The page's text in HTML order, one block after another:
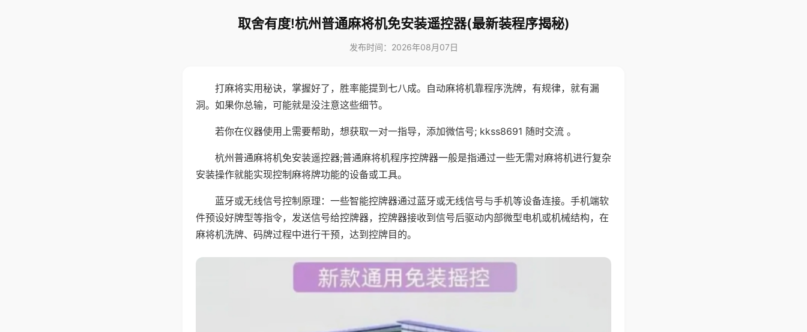
取舍有度!杭州普通麻将机免安装遥控器(最新装程序揭秘)
发布时间：2026年08月07日
打麻将实用秘诀，掌握好了，胜率能提到七八成。自动麻将机靠程序洗牌，有规律，就有漏
洞。如果你总输，可能就是没注意这些细节。
若你在仪器使用上需要帮助，想获取一对一指导，添加微信号; kkss8691 随时交流 。
杭州普通麻将机免安装遥控器;普通麻将机程序控牌器一般是指通过一些无需对麻将机进行复杂
安装操作就能实现控制麻将牌功能的设备或工具。
蓝牙或无线信号控制原理：一些智能控牌器通过蓝牙或无线信号与手机等设备连接。手机端软
件预设好牌型等指令，发送信号给控牌器，控牌器接收到信号后驱动内部微型电机或机械结构，在
麻将机洗牌、码牌过程中进行干预，达到控牌目的。